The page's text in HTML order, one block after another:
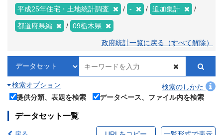
平成25年住宅・土地統計調査 - 追加集計
都道府県編 09栃木県
政府統計一覧に戻る（すべて解除）
検索オプション
検索のしかた
提供分類、表題を検索
データベース、ファイル内を検索
データセット一覧